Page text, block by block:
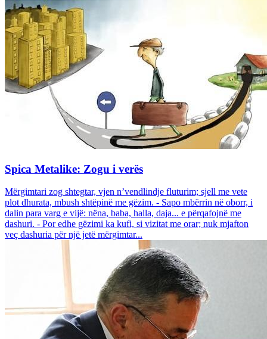
Spica Metalike: Zogu i verës
Mërgimtari zog shtegtar, vjen n’vendlindje fluturim; sjell me vete
plot dhurata, mbush shtëpinë me gëzim. - Sapo mbërrin në oborr, i
dalin para varg e vijë: nëna, baba, halla, daja... e përqafojnë me
dashuri. - Por edhe gëzimi ka kufi, si vizitat me orar; nuk mjafton
veç dashuria për një jetë mërgimtar...